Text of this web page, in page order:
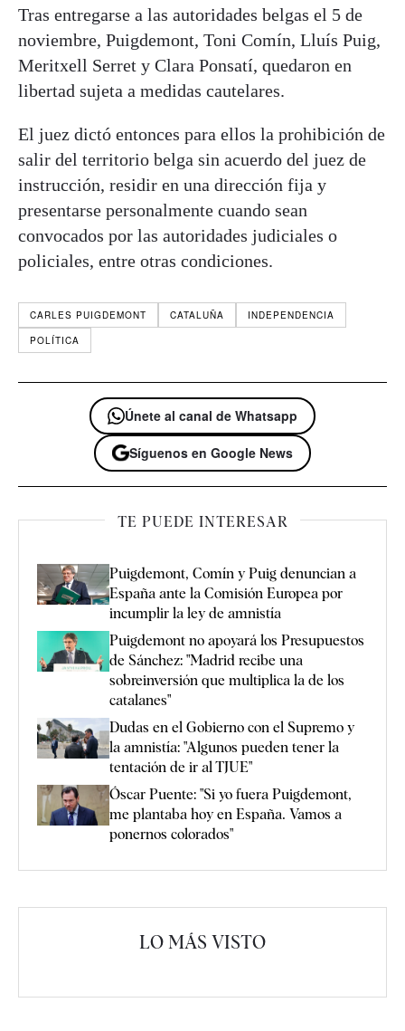
Tras entregarse a las autoridades belgas el 5 de
noviembre, Puigdemont, Toni Comín, Lluís Puig,
Meritxell Serret y Clara Ponsatí, quedaron en
libertad sujeta a medidas cautelares.
El juez dictó entonces para ellos la prohibición de
salir del territorio belga sin acuerdo del juez de
instrucción, residir en una dirección fija y
presentarse personalmente cuando sean
convocados por las autoridades judiciales o
policiales, entre otras condiciones.
CARLES PUIGDEMONT CATALUÑA
INDEPENDENCIA
POLÍTICA
Únete al canal de Whatsapp
Síguenos en Google News
TE PUEDE INTERESAR
Puigdemont, Comín y Puig denuncian a
España ante la Comisión Europea por
incumplir la ley de amnistía
Puigdemont no apoyará los Presupuestos
de Sánchez: "Madrid recibe una
sobreinversión que multiplica la de los
catalanes"
Dudas en el Gobierno con el Supremo y
la amnistía: "Algunos pueden tener la
tentación de ir al TJUE"
Óscar Puente: "Si yo fuera Puigdemont,
me plantaba hoy en España. Vamos a
ponernos colorados"
LO MÁS VISTO